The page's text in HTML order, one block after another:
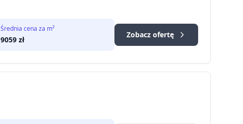
Średnia cena za m²
9059 zł
Zobacz ofertę